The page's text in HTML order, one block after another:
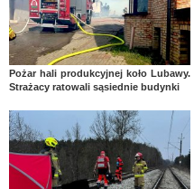
Pożar hali produkcyjnej koło Lubawy.
Strażacy ratowali sąsiednie budynki